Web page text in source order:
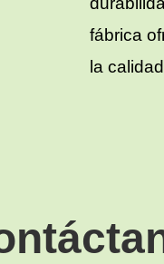
fábrica
la